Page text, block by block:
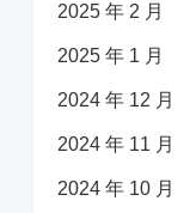
2025 年 2 月
2025 年 1 月
2024 年 12 月
2024 年 11 月
2024 年 10 月